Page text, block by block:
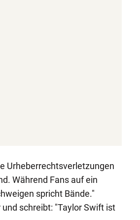
Urheberrechtsverletzungen
Während Fans auf ein
spricht Bände."
schreibt: "Taylor Swift ist